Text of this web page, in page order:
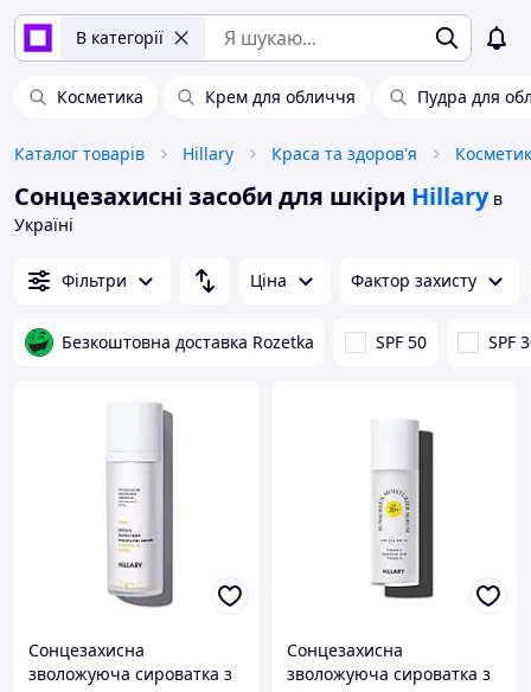
В категорії
Косметика Крем для обличчя Пудра для
Каталог товарів Hillary Краса та здоров'я
Сонцезахисні засоби для шкіри Hillary в
Україні
Фільтри Ціна Фактор захисту
Безкоштовна доставка Rozetka SPF 50 SPF
Сонцезахисна
зволожуюча сироватка з
Сонцезахисна
зволожуюча сироватка з